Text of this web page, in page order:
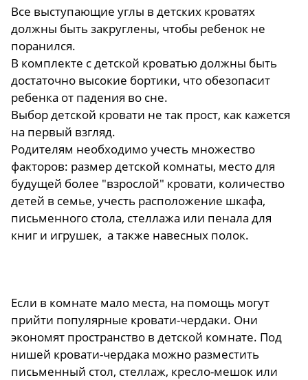
Все выступающие углы в детских кроватях
должны быть закруглены, чтобы ребенок не
поранился.
В комплекте с детской кроватью должны быть
достаточно высокие бортики, что обезопасит
ребенка от падения во сне.
Выбор детской кровати не так прост, как кажется
на первый взгляд.
Родителям необходимо учесть множество
факторов: размер детской комнаты, место для
будущей более "взрослой" кровати, количество
детей в семье, учесть расположение шкафа,
письменного стола, стеллажа или пенала для
книг и игрушек, а также навесных полок.
Если в комнате мало места, на помощь могут
прийти популярные кровати-чердаки. Они
экономят пространство в детской комнате. Под
нишей кровати-чердака можно разместить
письменный стол, стеллаж, кресло-мешок или